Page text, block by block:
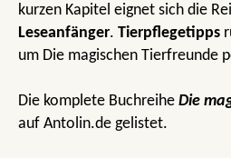
kurzen Kapitel eignet sich die
Leseanfänger. Tierpflegetipps
um Die magischen Tierfreunde
Die komplete Buchreihe Die
auf Antolin.de gelistet.